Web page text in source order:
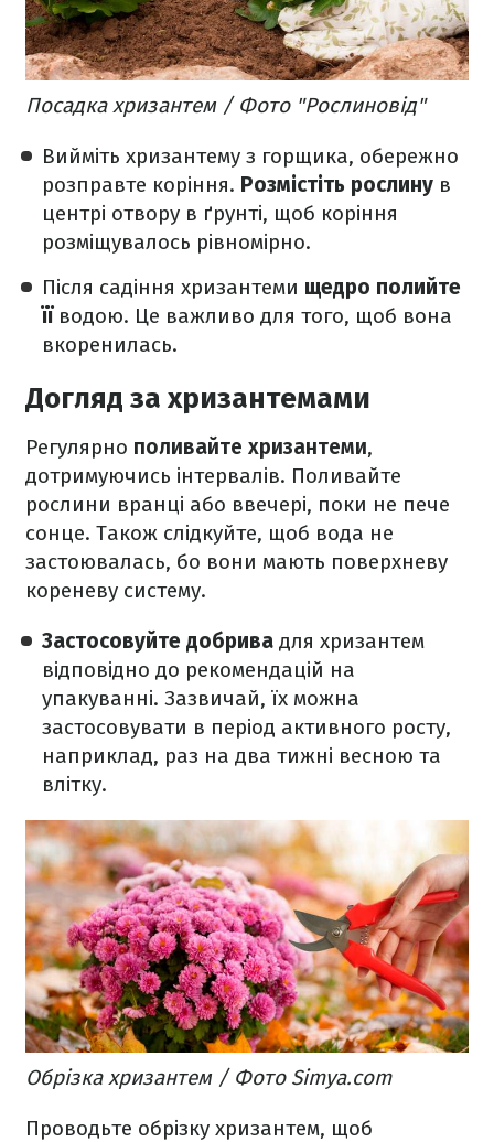
Посадка хризантем / Фото "Рослиновід"
Вийміть хризантему з горщика, обережно
розправте коріння. Розмістіть рослину в
центрі отвору в ґрунті, щоб коріння
розміщувалось рівномірно.
Після садіння хризантеми щедро полийте
її водою. Це важливо для того, щоб вона
вкоренилась.
Догляд за хризантемами
Регулярно поливайте хризантеми,
дотримуючись інтервалів. Поливайте
рослини вранці або ввечері, поки не пече
сонце. Також слідкуйте, щоб вода не
застоювалась, бо вони мають поверхневу
кореневу систему.
Застосовуйте добрива для хризантем
відповідно до рекомендацій на
упакуванні. Зазвичай, їх можна
застосовувати в період активного росту,
наприклад, раз на два тижні весною та
влітку.
Обрізка хризантем / Фото Simya.com
Проводьте обрізку хризантем, щоб